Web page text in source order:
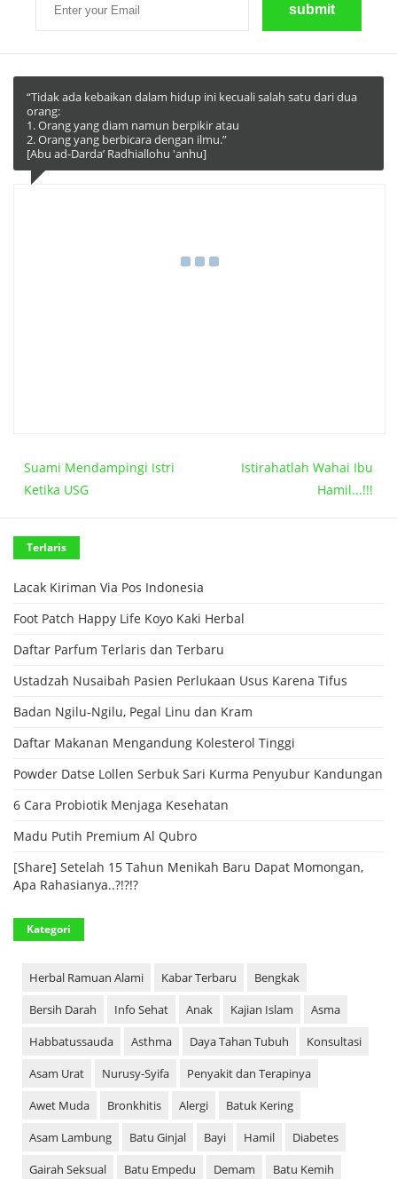
“Tidak ada kebaikan dalam hidup ini kecuali salah satu dari dua
orang:
1. Orang yang diam namun berpikir atau
2. Orang yang berbicara dengan ilmu.”
[Abu ad-Darda’ Radhiallohu 'anhu]
Suami Mendampingi Istri
Ketika USG
Istirahatlah Wahai Ibu
Hamil...!!!
Terlaris
Lacak Kiriman Via Pos Indonesia
Foot Patch Happy Life Koyo Kaki Herbal
Daftar Parfum Terlaris dan Terbaru
Ustadzah Nusaibah Pasien Perlukaan Usus Karena Tifus
Badan Ngilu-Ngilu, Pegal Linu dan Kram
Daftar Makanan Mengandung Kolesterol Tinggi
Powder Datse Lollen Serbuk Sari Kurma Penyubur Kandungan
6 Cara Probiotik Menjaga Kesehatan
Madu Putih Premium Al Qubro
[Share] Setelah 15 Tahun Menikah Baru Dapat Momongan,
Apa Rahasianya..?!?!?
Kategori
Herbal Ramuan Alami Kabar Terbaru
Bengkak
Bersih Darah
Info Sehat Anak Kajian Islam
Asma
Habbatussauda
Asthma Daya Tahan Tubuh
Konsultasi
Asam Urat
Nurusy-Syifa
Penyakit dan Terapinya
Awet Muda
Bronkhitis Alergi
Batuk Kering
Asam Lambung
Batu Ginjal Bayi Hamil
Diabetes
Gairah Seksual
Batu Empedu Demam
Batu Kemih